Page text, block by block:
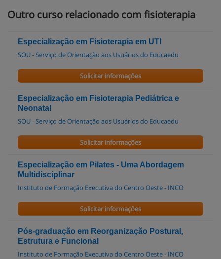
Outro curso relacionado com fisioterapia
Especialização em Fisioterapia em UTI
SOU - Serviço de Orientação aos Usuários do Educaedu
Solicitar informações
Especialização em Fisioterapia Pediátrica e
Neonatal
SOU - Serviço de Orientação aos Usuários do Educaedu
Solicitar informações
Especialização em Pilates - Uma Abordagem
Multidisciplinar
Instituto de Formação Executiva do Centro Oeste - INCO
Solicitar informações
Pós-graduação em Reorganização Postural,
Estrutura e Funcional
Instituto de Formação Executiva do Centro Oeste - INCO